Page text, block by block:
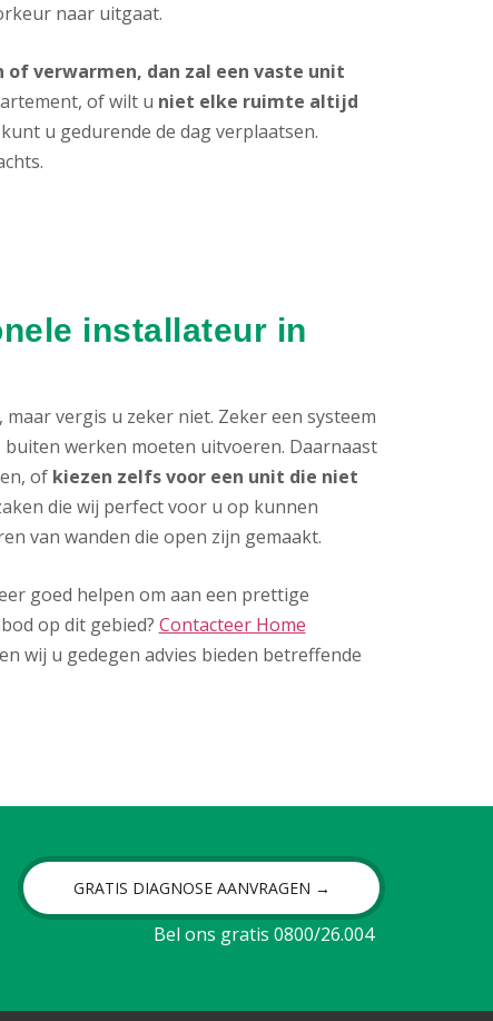
naar uitgaat.
verwarmen, dan zal een vaste unit
of wilt u niet elke ruimte altijd
u gedurende de dag verplaatsen.
installateur in
vergis u zeker niet. Zeker een systeem
werken moeten uitvoeren. Daarnaast
of kiezen zelfs voor een unit die niet
die wij perfect voor u op kunnen
van wanden die open zijn gemaakt.
goed helpen om aan een prettige
op dit gebied? Contacteer Home
wij u gedegen advies bieden betreffende
GRATIS DIAGNOSE AANVRAGEN →
Bel ons gratis 0800/26.004